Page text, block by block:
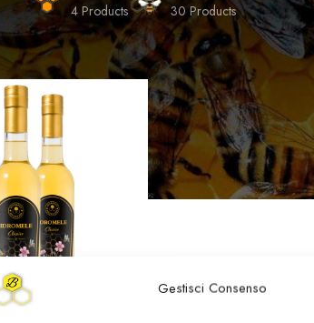
Gestisci Consenso
4 Products
30 Products
Show